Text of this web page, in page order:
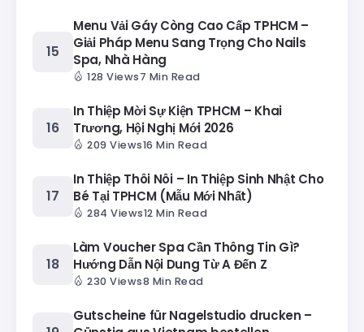
Menu Vải Gáy Còng Cao Cấp TPHCM –
Giải Pháp Menu Sang Trọng Cho Nails
Spa, Nhà Hàng
128 Views7 Min Read
In Thiệp Mời Sự Kiện TPHCM – Khai
Trương, Hội Nghị Mới 2026
209 Views16 Min Read
In Thiệp Thôi Nôi – In Thiệp Sinh Nhật Cho
Bé Tại TPHCM (Mẫu Mới Nhất)
284 Views12 Min Read
Làm Voucher Spa Cần Thông Tin Gì?
Hướng Dẫn Nội Dung Từ A Đến Z
230 Views8 Min Read
Gutscheine für Nagelstudio drucken –